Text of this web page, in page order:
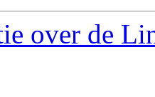
over de